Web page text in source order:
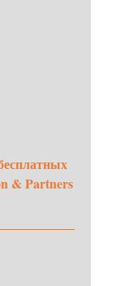
& Partners